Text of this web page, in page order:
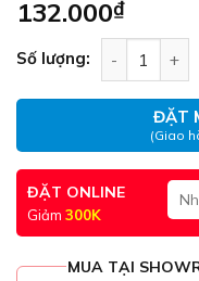
132.000₫
Số lượng:
ĐẶT
(Giao
ĐẶT ONLINE
Giảm 300K
MUA TẠI